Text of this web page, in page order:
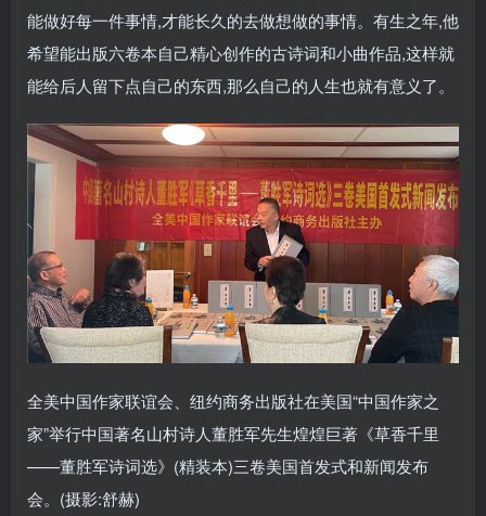
能做好每一件事情,才能长久的去做想做的事情。有生之年,他
希望能出版六卷本自己精心创作的古诗词和小曲作品,这样就
能给后人留下点自己的东西,那么自己的人生也就有意义了。
全美中国作家联谊会、纽约商务出版社在美国“中国作家之
家”举行中国著名山村诗人董胜军先生煌煌巨著《草香千里
——董胜军诗词选》(精装本)三卷美国首发式和新闻发布
会。(摄影:舒赫)